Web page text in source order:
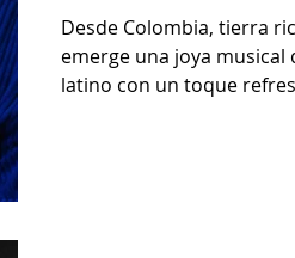
Desde Colombia, tierra
emerge una joya musical
latino con un toque